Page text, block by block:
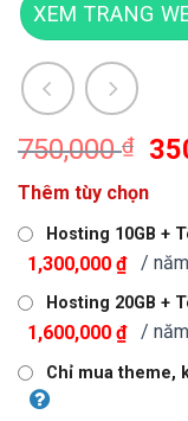
XEM TRANG
750,000₫
là:
Thêm tùy chọn
Hosting 10GB +
1,300,000 ₫ / năm
Hosting 20GB +
1,600,000 ₫ / năm
Chỉ mua theme,